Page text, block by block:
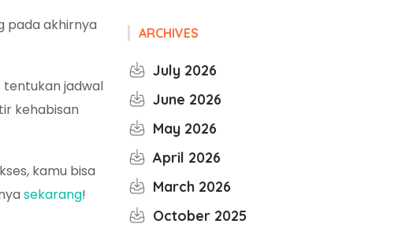
pada akhirnya
tentukan jadwal
kehabisan
kamu bisa
sekarang!
ARCHIVES
July 2026
June 2026
May 2026
April 2026
March 2026
October 2025